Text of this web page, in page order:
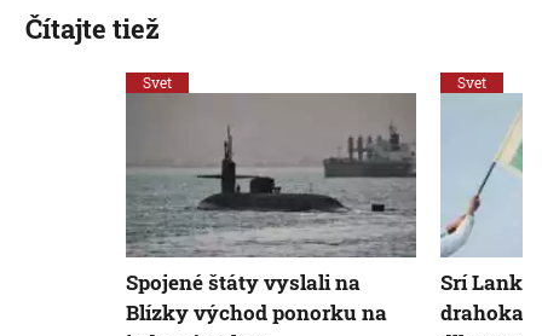
Čítajte tiež
Svet
Spojené štáty vyslali na
Blízky východ ponorku na
Svet
Srí Lanka